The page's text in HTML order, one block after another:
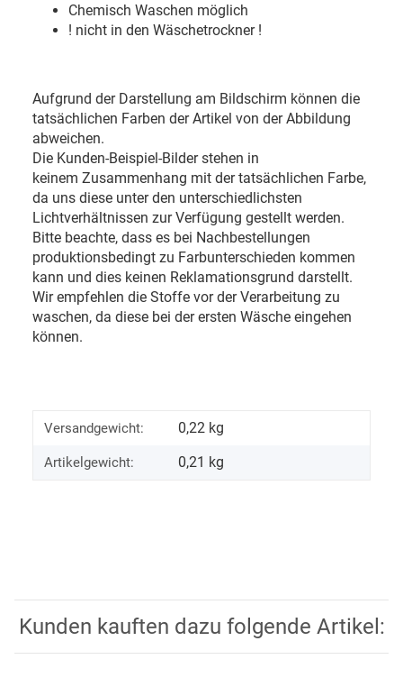
Chemisch Waschen möglich
! nicht in den Wäschetrockner !
Aufgrund der Darstellung am Bildschirm können die
tatsächlichen Farben der Artikel von der Abbildung
abweichen.
Die Kunden-Beispiel-Bilder stehen in
keinem Zusammenhang mit der tatsächlichen Farbe,
da uns diese unter den unterschiedlichsten
Lichtverhältnissen zur Verfügung gestellt werden.
Bitte beachte, dass es bei Nachbestellungen
produktionsbedingt zu Farbunterschieden kommen
kann und dies keinen Reklamationsgrund darstellt.
Wir empfehlen die Stoffe vor der Verarbeitung zu
waschen, da diese bei der ersten Wäsche eingehen
können.
Versandgewicht: 0,22 kg
Artikelgewicht: 0,21 kg
Kunden kauften dazu folgende Artikel: